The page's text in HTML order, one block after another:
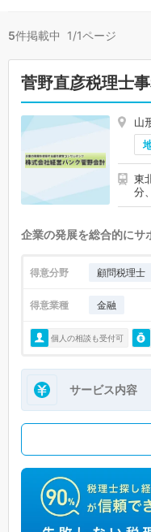
5件掲載中 1/1ページ
菅野直彦税理士
山
東
分
企業の発展を総合的にサ
得意分野 顧問税理士
得意業種 金融
個人の相談も受付可
サービス内容